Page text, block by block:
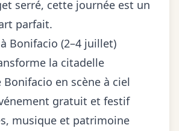
serré, cette journée est un
parfait.
Bonifacio (2–4 juillet)
la citadelle
en scène à ciel
gratuit et festif
musique et patrimoine